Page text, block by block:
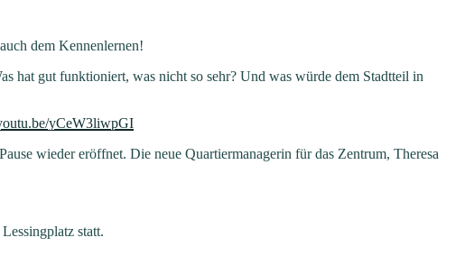
dem Kennenlernen!
hat gut funktioniert, was nicht so sehr? Und was würde dem Stadtteil in
yCeW3liwpGI
wieder eröffnet. Die neue Quartiermanagerin für das Zentrum, Theresa
statt.